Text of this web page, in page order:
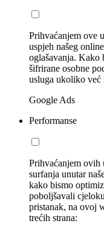
Prihvaćanjem ove
uspjeh našeg
oglašavanja. Kako
šifrirane osobne
usluga ukoliko već
Google Ads
Performanse
Prihvaćanjem ovih
surfanja unutar
kako bismo
poboljšavali
pristanak, na ovoj
trećih strana: